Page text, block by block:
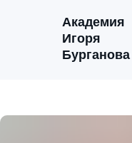
Академия
Игоря
Бурганова